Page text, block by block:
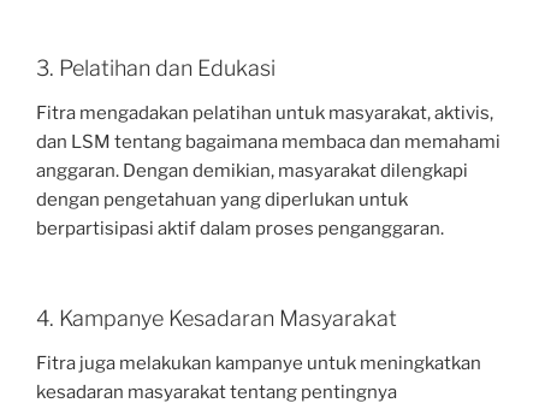
3. Pelatihan dan Edukasi
Fitra mengadakan pelatihan untuk masyarakat, aktivis,
dan LSM tentang bagaimana membaca dan memahami
anggaran. Dengan demikian, masyarakat dilengkapi
dengan pengetahuan yang diperlukan untuk
berpartisipasi aktif dalam proses penganggaran.
4. Kampanye Kesadaran Masyarakat
Fitra juga melakukan kampanye untuk meningkatkan
kesadaran masyarakat tentang pentingnya